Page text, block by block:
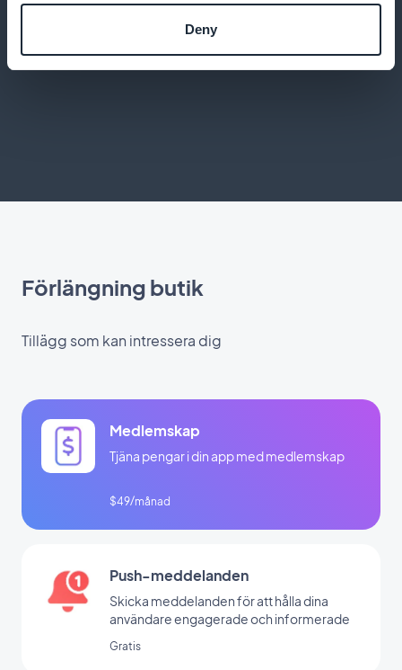
Deny
Integrera Google AdMob för att generera intäkter
från annonser
Förlängning butik
Tillägg som kan intressera dig
Medlemskap
Tjäna pengar i din app med medlemskap
$49/månad
Push-meddelanden
Skicka meddelanden för att hålla dina
användare engagerade och informerade
Gratis